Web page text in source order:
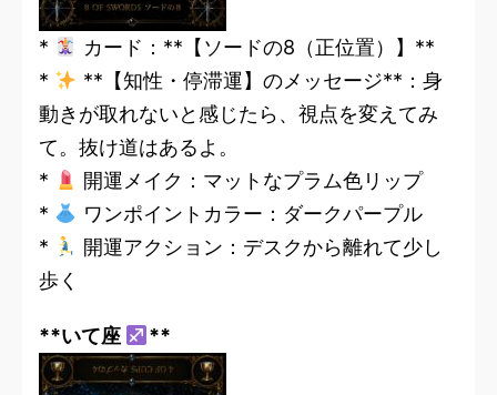
*
カード：**【ソードの8（正位置）】**
*
**【知性・停滞運】のメッセージ**：身
動きが取れないと感じたら、視点を変えてみ
て。抜け道はあるよ。
*
開運メイク：マットなプラム色リップ
*
ワンポイントカラー：ダークパープル
*
開運アクション：デスクから離れて少し
歩く
**いて座 **